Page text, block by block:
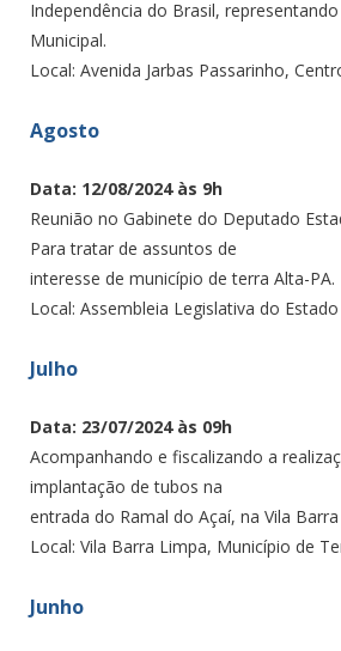
Independência do Brasil,
Municipal.
Local: Avenida Jarbas Passarinho,
Agosto
Data: 12/08/2024 às 9h
Reunião no Gabinete do Deputado
Para tratar de assuntos de
interesse de município de terra Alta-PA.
Local: Assembleia Legislativa do
Julho
Data: 23/07/2024 às 09h
Acompanhando e fiscalizando a
implantação de tubos na
entrada do Ramal do Açaí, na Vila
Local: Vila Barra Limpa, Município de
Junho